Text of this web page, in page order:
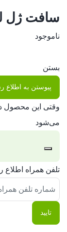
سافت ژل
ناموجود
بستن
پیوستن به اطلاع
وقتی این محصول
می‌شود
کردن
اعلان
تلفن همراه اطلاع
تایید